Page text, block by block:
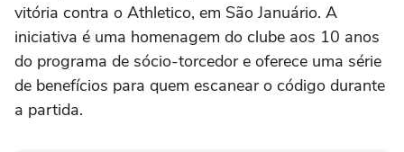
vitória contra o Athletico, em São Januário. A
iniciativa é uma homenagem do clube aos 10 anos
do programa de sócio-torcedor e oferece uma série
de benefícios para quem escanear o código durante
a partida.